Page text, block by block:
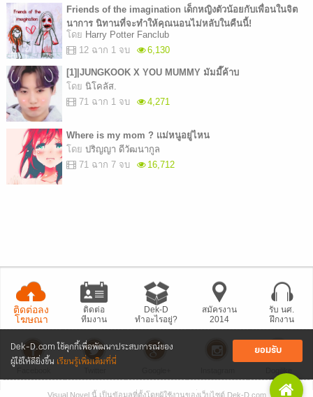
Dek-D.com ใช้คุกกี้เพื่อพัฒนาประสบการณ์ของ
ผู้ใช้ให้ดียิ่งขึ้น เรียนรู้เพิ่มเติมที่นี่
ยอมรับ
Friends of the imagination เด็กหญิงตัวน้อยกับเพื่อนในจิต
นาการ นิทานที่จะทำให้คุณนอนไม่หลับในคืนนี้!
โดย Harry Potter Fanclub
12 ฉาก 1 จบ
6,130
[1]|JUNGKOOK X YOU MUMMY มัมมี๊ค้าบ
โดย นิโคลัส.
71 ฉาก 1 จบ
4,271
Where is my mom ? เเม่หนูอยู่ไหน
โดย ปริญญา ดีวัฒนากูล
71 ฉาก 7 จบ
16,712
ติดต่อลง
โฆษณา
ติดต่อ
ทีมงาน
Dek-D
ทำอะไรอยู่?
สมัครงาน
2014
รับ นศ.
ฝึกงาน
• แจ้งปัญหาเว็บไซต์ • Dek-D เป็นข่าว • เที่ยวออฟฟิศ Dek-D
Visual Novel นี้ เป็นข้อมูลที่ตั้งโดยผู้ใช้งานของเว็บไซต์ Dek-D.com